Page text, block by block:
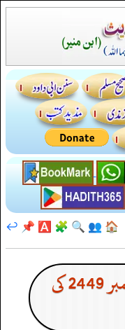
🏠
👥
🔍
🧩
🅰️
📌
↩️
صحیح بخاری حدیث نمبر 2449 کی